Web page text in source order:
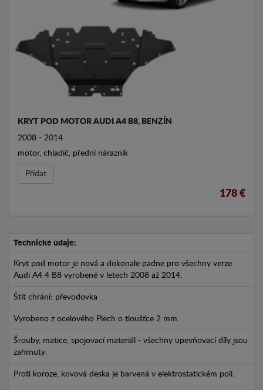
KRYT POD MOTOR AUDI A4 B8, BENZÍN
2008 - 2014
motor, chladič, přední nárazník
Přídat
178 €
Technické údaje:
Kryt pod motor je nová a dokonale padne pro všechny verze
Audi A4 4 B8 vyrobené v letech 2008 až 2014.
Štít chrání: převodovka
Vyrobeno z ocelového Plech o tloušťce 2 mm.
Šrouby, matice, spojovací materiál - všechny upevňovací díly jsou
zahrnuty.
Proti koroze, kovová deska je barvená v elektrostatickém poli.